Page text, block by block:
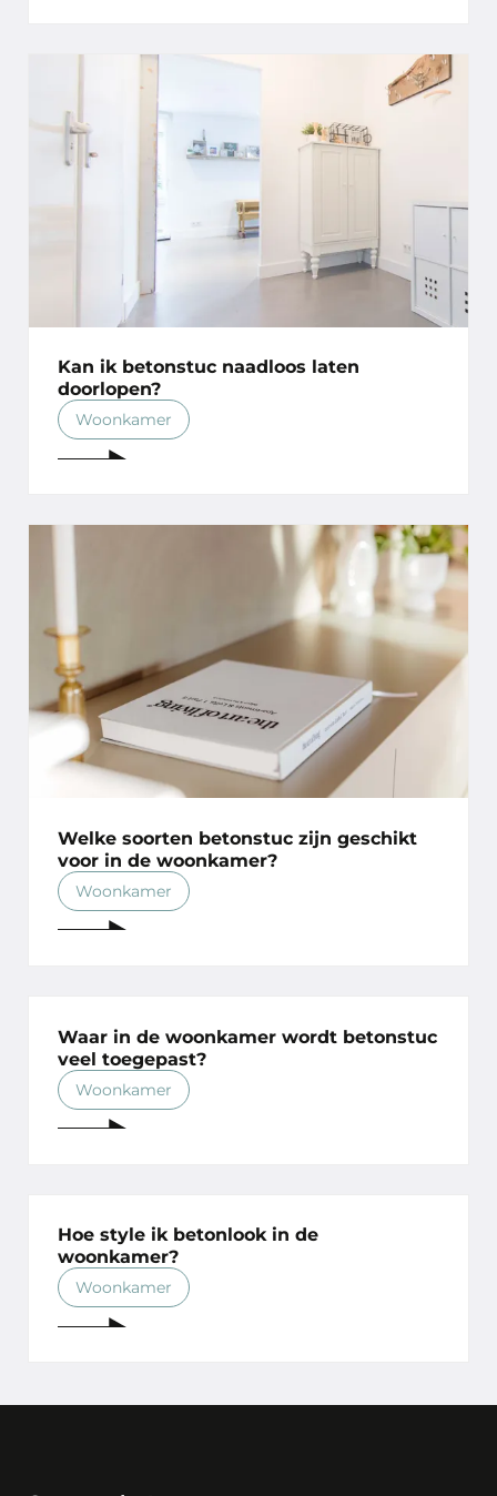
Kan ik betonstuc naadloos laten
doorlopen?
Woonkamer
Welke soorten betonstuc zijn geschikt
voor in de woonkamer?
Woonkamer
Waar in de woonkamer wordt betonstuc
veel toegepast?
Woonkamer
Hoe style ik betonlook in de
woonkamer?
Woonkamer